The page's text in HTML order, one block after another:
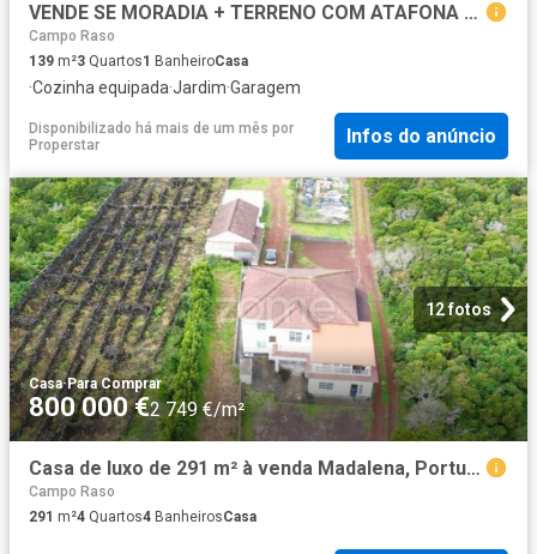
VENDE SE MORADIA + TERRENO COM ATAFONA NA CRIAÇÃO VELHA, MADALENA DO PICO
Campo Raso
139 m²3 Quartos1 BanheiroCasa
·Cozinha equipada·Jardim·Garagem
Disponibilizado há mais de um mês por
Properstar
Infos do anúncio
12 fotos
Casa·Para Comprar
800 000 €2 749 €/m²
Casa de luxo de 291 m² à venda Madalena, Portugal
Campo Raso
291 m²4 Quartos4 BanheirosCasa